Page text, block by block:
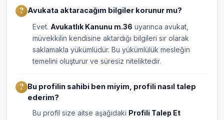
Avukata aktaracağım bilgiler korunur mu?
Evet. Avukatlık Kanunu m.36 uyarınca avukat,
müvekkilin kendisine aktardığı bilgileri sır olarak
saklamakla yükümlüdür. Bu yükümlülük mesleğin
temelini oluşturur ve süresiz niteliktedir.
Bu profilin sahibi ben miyim, profili nasıl talep
ederim?
Bu profil size aitse aşağıdaki Profili Talep Et